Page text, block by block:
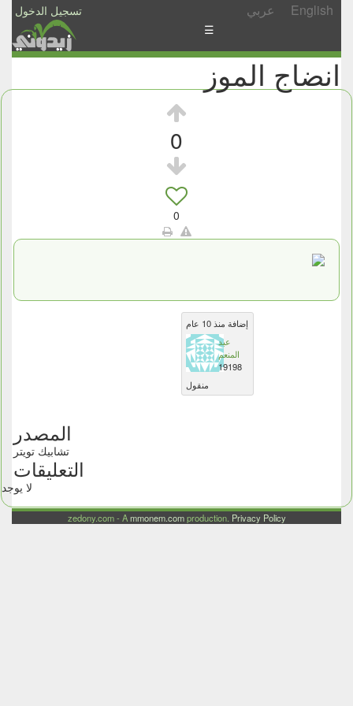
تسجيل الدخول عربي English
الأخبار
الأسئلة
☰
انضاج الموز
0
0
إضافة منذ 10 عام
عبد
المنعم
19198
منقول
المصدر
تشابيك تويتر
التعليقات
لا يوجد
zedony.com - Ammonem.comproduction. Privacy Policy